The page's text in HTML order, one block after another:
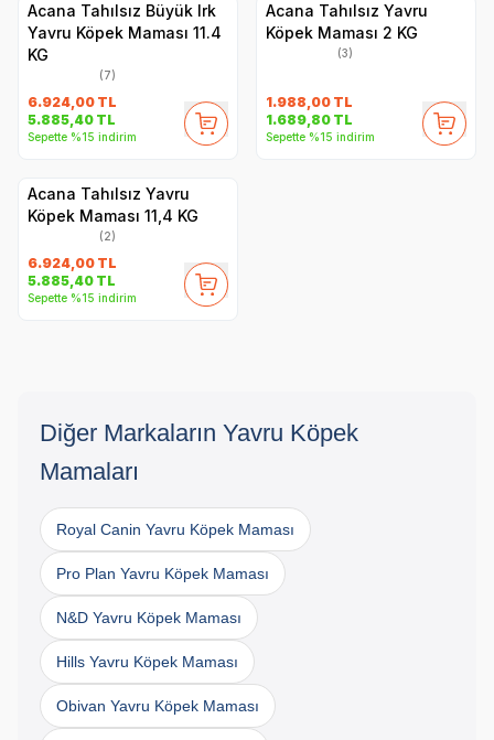
Acana Tahılsız Büyük Irk
Yavru Köpek Maması 11.4
KG
(7)
6.924,00 TL
5.885,40 TL
Sepette %15 indirim
Acana Tahılsız Yavru
Köpek Maması 2 KG
(3)
1.988,00 TL
1.689,80 TL
Sepette %15 indirim
Acana Tahılsız Yavru
Köpek Maması 11,4 KG
(2)
6.924,00 TL
5.885,40 TL
Sepette %15 indirim
Diğer Markaların Yavru Köpek
Mamaları
Royal Canin Yavru Köpek Maması
Pro Plan Yavru Köpek Maması
N&D Yavru Köpek Maması
Hills Yavru Köpek Maması
Obivan Yavru Köpek Maması